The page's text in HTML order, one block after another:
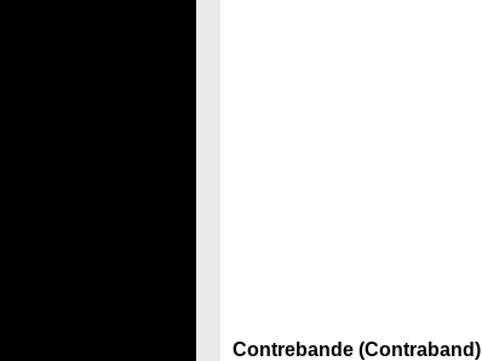
Contrebande (Contraband)